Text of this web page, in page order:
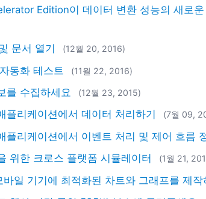
Edition이 데이터 변환 성능의 새로
문서 열기 (12월 20, 2016)
동화 테스트 (11월 22, 2016)
를 수집하세요 (12월 23, 2015)
플리케이션에서 데이터 처리하기 (7월 09,
플리케이션에서 이벤트 처리 및 제어 흐름
위한 크로스 플랫폼 시뮬레이터 (1월 21,
일 기기에 최적화된 차트와 그래프를 제작